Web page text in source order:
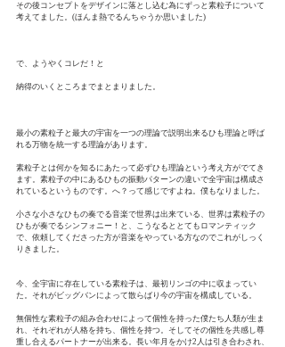
その後コンセプトをデザインに落とし込む為にずっと素粒子について
考えてました。(ほんま熱でるんちゃうか思いました)
で、ようやくコレだ！と
納得のいくところまでまとまりました。
最小の素粒子と最大の宇宙を一つの理論で説明出来るひも理論と呼ば
れる万物を統一する理論があります。
素粒子とは何かを知るにあたって必ずひも理論という考え方がでてき
ます。素粒子の中にあるひもの振動パターンの違いで全宇宙は構成さ
れているというものです。へ？って感じですよね。僕もなりました。
小さな小さなひもの奏でる音楽で世界は出来ている、世界は素粒子の
ひもが奏でるシンフォニー！と、こうなるととてもロマンティック
で、依頼してくださった方が音楽をやっている方なのでこれがしっく
りきました。
今、全宇宙に存在している素粒子は、最初リンゴの中に収まってい
た。それがビッグバンによって散らばり今の宇宙を構成している。
無個性な素粒子の組み合わせによって個性を持った僕たち人類が生ま
れ、それぞれが人格を持ち、個性を持つ。そしてその個性を共感し尊
重し合えるパートナーが出来る。長い年月をかけ2人は引き合わされ、